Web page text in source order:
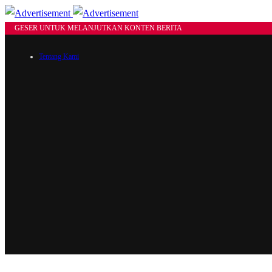
GESER UNTUK MELANJUTKAN KONTEN BERITA
Tentang Kami